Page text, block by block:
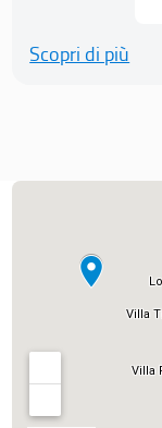
Scopri di più